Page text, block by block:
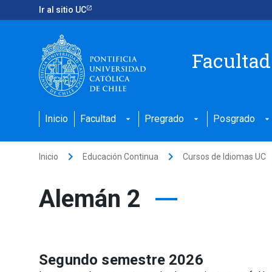
Ir al sitio UC
Inicio Facultad arrow_drop_down Pregrado arrow_drop_down Posgrado arrow_drop_down
Inicio keyboard_arrow_right Educación Continua keyboard_arrow_right Cursos de Idiomas UC
Alemán 2
Segundo semestre 2026